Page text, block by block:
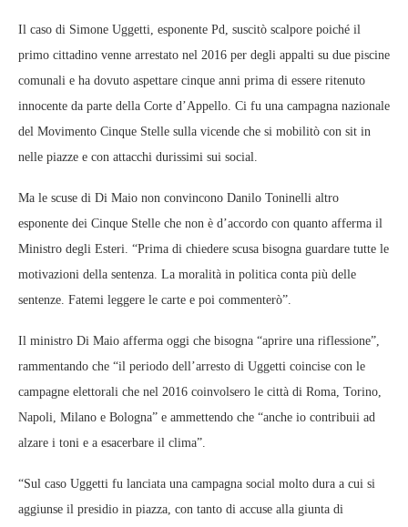
Il caso di Simone Uggetti, esponente Pd, suscitò scalpore poiché il
primo cittadino venne arrestato nel 2016 per degli appalti su due piscine
comunali e ha dovuto aspettare cinque anni prima di essere ritenuto
innocente da parte della Corte d’Appello. Ci fu una campagna nazionale
del Movimento Cinque Stelle sulla vicende che si mobilitò con sit in
nelle piazze e con attacchi durissimi sui social.
Ma le scuse di Di Maio non convincono Danilo Toninelli altro
esponente dei Cinque Stelle che non è d’accordo con quanto afferma il
Ministro degli Esteri. “Prima di chiedere scusa bisogna guardare tutte le
motivazioni della sentenza. La moralità in politica conta più delle
sentenze. Fatemi leggere le carte e poi commenterò”.
Il ministro Di Maio afferma oggi che bisogna “aprire una riflessione”,
rammentando che “il periodo dell’arresto di Uggetti coincise con le
campagne elettorali che nel 2016 coinvolsero le città di Roma, Torino,
Napoli, Milano e Bologna” e ammettendo che “anche io contribuii ad
alzare i toni e a esacerbare il clima”.
“Sul caso Uggetti fu lanciata una campagna social molto dura a cui si
aggiunse il presidio in piazza, con tanto di accuse alla giunta di